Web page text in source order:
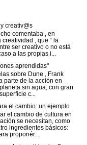
creativ@s
comentaba , en
, que “ la
ser creativo o no está
a las propias i...
aprendidas"
sobre Dune , Frank
parte de la acción en
sin agua, con gran
c...
el cambio: un ejemplo
el cambio de cultura en
se necesitan, como
ingredientes básicos:
proponér...